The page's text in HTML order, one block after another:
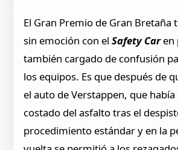
El Gran Premio de Gran Bretaña
sin emoción con elSafety Caren
también cargado de confusión
los equipos. Es que después de
el auto de Verstappen, que
costado del asfalto tras el
procedimiento estándar y en la